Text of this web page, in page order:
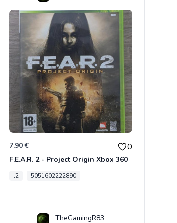
7.90 € 0
F.E.A.R. 2 - Project Origin Xbox 360
l2 5051602222890
TheGamingR83